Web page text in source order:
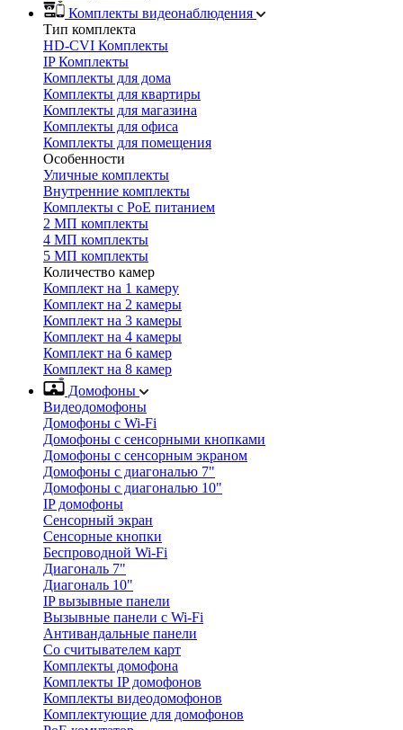
Комплекты видеонаблюдения
Тип комплекта
HD-CVI Комплекты
IP Комплекты
Комплекты для дома
Комплекты для квартиры
Комплекты для магазина
Комплекты для офиса
Комплекты для помещения
Особенности
Уличные комплекты
Внутренние комплекты
Комплекты с PoE питанием
2 МП комплекты
4 МП комплекты
5 МП комплекты
Количество камер
Комплект на 1 камеру
Комплект на 2 камеры
Комплект на 3 камеры
Комплект на 4 камеры
Комплект на 6 камер
Комплект на 8 камер
Домофоны
Видеодомофоны
Домофоны с Wi-Fi
Домофоны с сенсорными кнопками
Домофоны с сенсорным экраном
Домофоны с диагональю 7"
Домофоны с диагональю 10"
IP домофоны
Сенсорный экран
Сенсорные кнопки
Беспроводной Wi-Fi
Диагональ 7"
Диагональ 10"
IP вызывные панели
Вызывные панели с Wi-Fi
Антивандальные панели
Со считывателем карт
Комплекты домофона
Комплекты IP домофонов
Комплекты видеодомофонов
Комплектующие для домофонов